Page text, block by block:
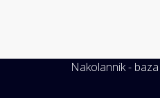
Nakolannik -